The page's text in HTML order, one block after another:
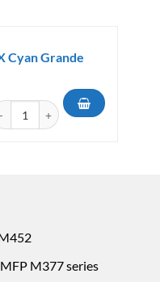
Cyan Grande
de Toner HP CF411X -
M377 series